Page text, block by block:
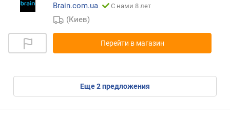
Brain.com.ua
С нами 8 лет
(Киев)
Перейти в магазин
eще2предложения